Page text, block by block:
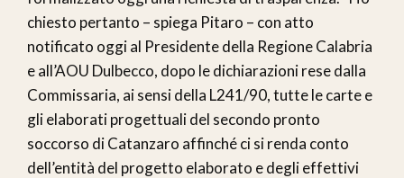
chiesto pertanto – spiega Pitaro – con atto
notificato oggi al Presidente della Regione Calabria
e all’AOU Dulbecco, dopo le dichiarazioni rese dalla
Commissaria, ai sensi della L241/90, tutte le carte e
gli elaborati progettuali del secondo pronto
soccorso di Catanzaro affinché ci si renda conto
dell’entità del progetto elaborato e degli effettivi